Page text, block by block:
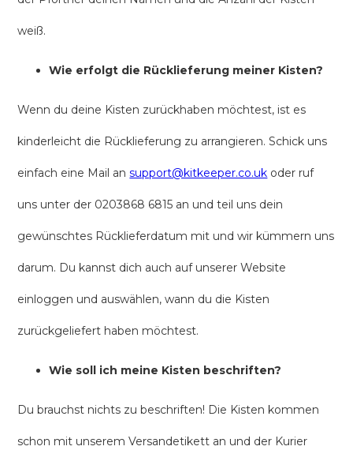
weiß.
Wie erfolgt die Rücklieferung meiner Kisten?
Wenn du deine Kisten zurückhaben möchtest, ist es
kinderleicht die Rücklieferung zu arrangieren. Schick uns
einfach eine Mail ansupport@kitkeeper.co.uk oder ruf
uns unter der 0203868 6815 an und teil uns dein
gewünschtes Rücklieferdatum mit und wir kümmern uns
darum. Du kannst dich auch auf unserer Website
einloggen und auswählen, wann du die Kisten
zurückgeliefert haben möchtest.
Wie soll ich meine Kisten beschriften?
Du brauchst nichts zu beschriften! Die Kisten kommen
schon mit unserem Versandetikett an und der Kurier